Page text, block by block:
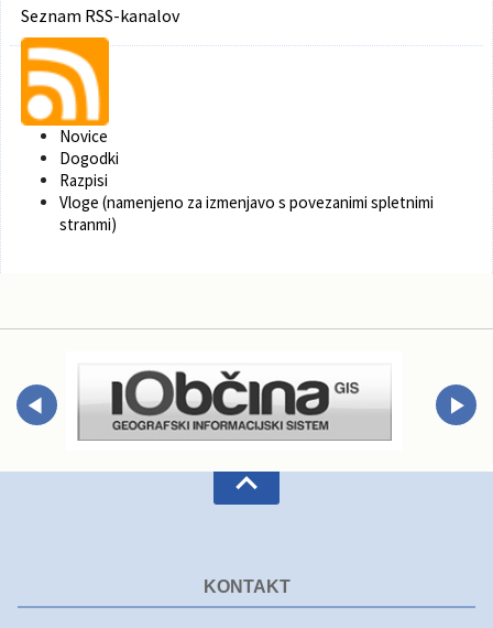
Seznam RSS-kanalov
Novice
Dogodki
Razpisi
Vloge (namenjeno za izmenjavo s povezanimi spletnimi
stranmi)
KONTAKT
Projekti
Širokopasovno omrežje
Invazivke
Videonadzor
Varuhov kotiček